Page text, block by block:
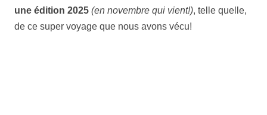
une édition 2025 (en novembre qui vient!), telle quelle,
de ce super voyage que nous avons vécu!